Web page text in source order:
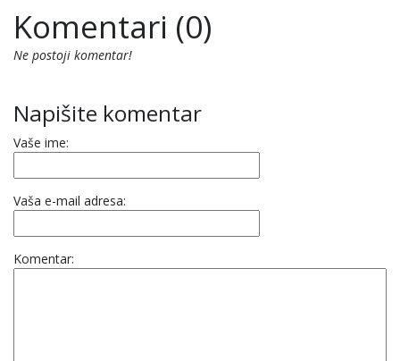
Komentari (0)
Ne postoji komentar!
Napišite komentar
Vaše ime:
Vaša e-mail adresa:
Komentar: